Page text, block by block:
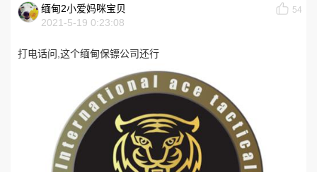
缅甸2小爱妈咪宝贝
2021-5-19 0:23:08
54
打电话问,这个缅甸保镖公司还行